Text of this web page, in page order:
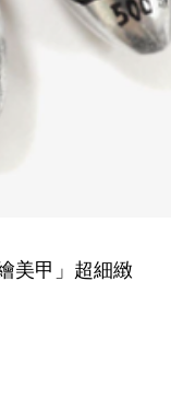
美甲」超細緻